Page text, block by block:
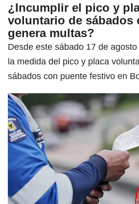
¿Incumplir el pico y
voluntario de sábados
genera multas?
Desde este sábado 17 de
la medida del pico y placa
sábados con puente festivo en